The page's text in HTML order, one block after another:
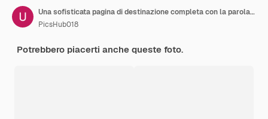
Una sofisticata pagina di destinazione completa con la parola "Design Studio per un portfolio"
PicsHub018
Potrebbero piacerti anche queste foto.